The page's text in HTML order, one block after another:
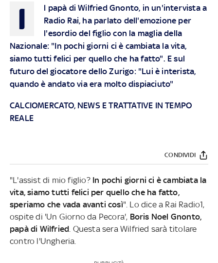
I
l papà di Wilfried Gnonto, in un'intervista a
Radio Rai, ha parlato dell'emozione per
l'esordio del figlio con la maglia della
Nazionale: "In pochi giorni ci è cambiata la vita,
siamo tutti felici per quello che ha fatto". E sul
futuro del giocatore dello Zurigo: "Lui è interista,
quando è andato via era molto dispiaciuto"
CALCIOMERCATO, NEWS E TRATTATIVE IN TEMPO
REALE
CONDIVIDI
"L'assist di mio figlio? In pochi giorni ci è cambiata la
vita, siamo tutti felici per quello che ha fatto,
speriamo che vada avanti così". Lo dice a Rai Radio1,
ospite di 'Un Giorno da Pecora', Boris Noel Gnonto,
papà di Wilfried . Questa sera Wilfried sarà titolare
contro l'Ungheria.